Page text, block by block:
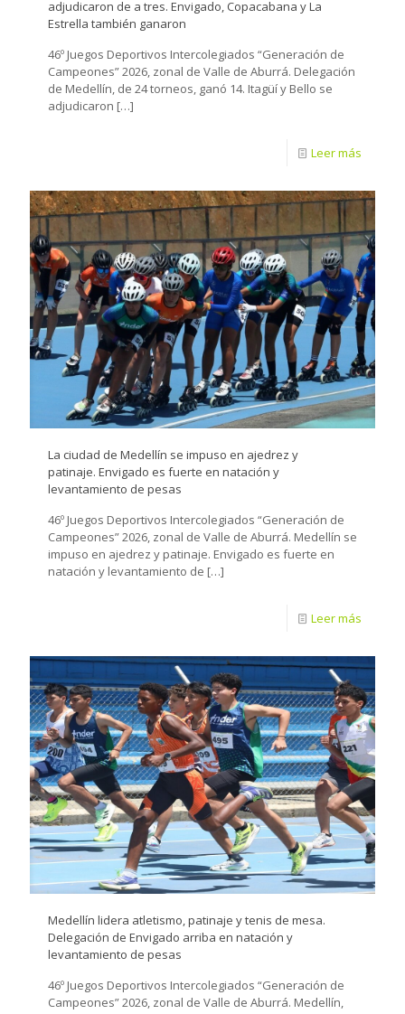
adjudicaron de a tres. Envigado, Copacabana y La
Estrella también ganaron
46º Juegos Deportivos Intercolegiados “Generación de
Campeones” 2026, zonal de Valle de Aburrá. Delegación
de Medellín, de 24 torneos, ganó 14. Itagüí y Bello se
adjudicaron […]
Leer más
La ciudad de Medellín se impuso en ajedrez y
patinaje. Envigado es fuerte en natación y
levantamiento de pesas
46º Juegos Deportivos Intercolegiados “Generación de
Campeones” 2026, zonal de Valle de Aburrá. Medellín se
impuso en ajedrez y patinaje. Envigado es fuerte en
natación y levantamiento de […]
Leer más
Medellín lidera atletismo, patinaje y tenis de mesa.
Delegación de Envigado arriba en natación y
levantamiento de pesas
46º Juegos Deportivos Intercolegiados “Generación de
Campeones” 2026, zonal de Valle de Aburrá. Medellín,